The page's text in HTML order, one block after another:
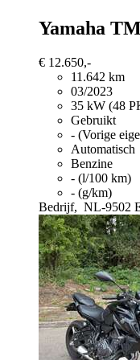
Yamaha
€ 12.650,-
11.642 km
03/2023
35 kW (48
Gebruikt
- (Vorige
Automatisch
Benzine
- (l/100 km)
- (g/km)
Bedrijf, NL-9502